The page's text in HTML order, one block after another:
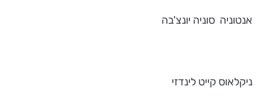
אנטוניה סוניה יונצ'בה
ניקלאוס קייט לינדזי